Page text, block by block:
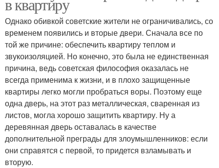
Однако обивкой советские жители не ограничивались, со
временем появились и вторые двери. Сначала все по
той же причине: обеспечить квартиру теплом и
звукоизоляцией. Но конечно, это была не единственная
причина, ведь советская философия оказалась не
всегда применима к жизни, и в плохо защищенные
квартиры легко могли пробраться воры. Поэтому еще
одна дверь, на этот раз металлическая, сваренная из
листов, могла хорошо защитить квартиру. Ну а
деревянная дверь оставалась в качестве
дополнительной преграды для злоумышленников: если
они справятся с первой, то придется взламывать и
вторую.